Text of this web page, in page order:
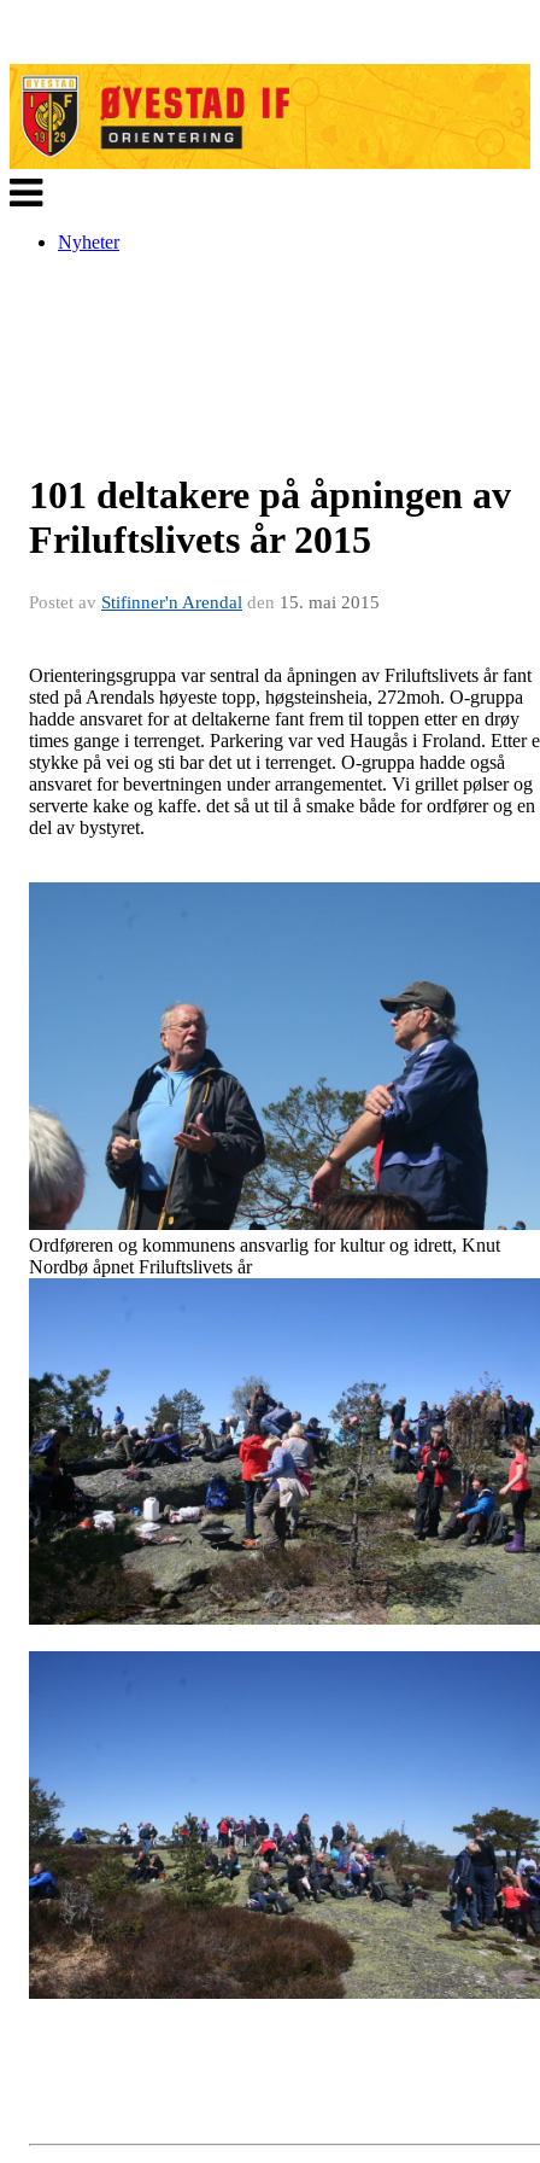
Veksle
navigasjon
Nyheter
101 deltakere på åpningen av
Friluftslivets år 2015
Postet av Stifinner'n Arendal den 15. mai 2015
Orienteringsgruppa var sentral da åpningen av Friluftslivets år fant
sted på Arendals høyeste topp, høgsteinsheia, 272moh. O-gruppa
hadde ansvaret for at deltakerne fant frem til toppen etter en drøy
times gange i terrenget. Parkering var ved Haugås i Froland. Etter
stykke på vei og sti bar det ut i terrenget. O-gruppa hadde også
ansvaret for bevertningen under arrangementet. Vi grillet pølser og
serverte kake og kaffe. det så ut til å smake både for ordfører og en
del av bystyret.
Ordføreren og kommunens ansvarlig for kultur og idrett, Knut
Nordbø åpnet Friluftslivets år